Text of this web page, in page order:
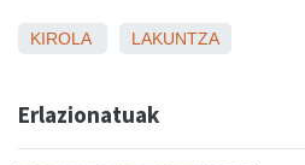
KIROLA LAKUNTZA
Erlazionatuak